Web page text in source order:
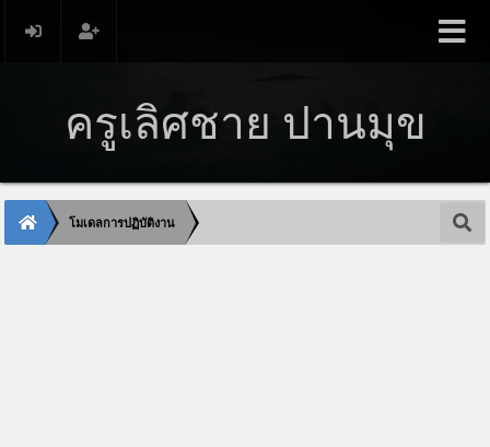
ครูเลิศชาย ปานมุข
โมเดลการปฏิบัติงาน